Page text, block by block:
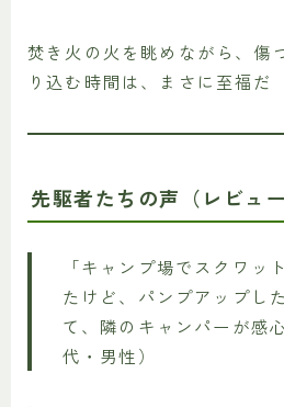
焚き火の火を眺めながら、傷
り込む時間は、まさに至福だ
先駆者たちの声（レビュー
「キャンプ場でスクワッ
たけど、パンプアップし
て、隣のキャンパーが感
代・男性）